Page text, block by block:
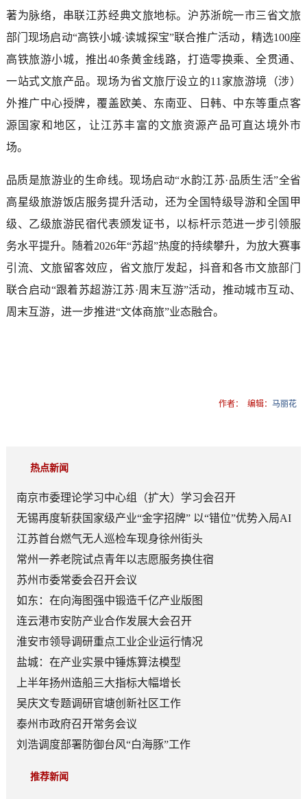
著为脉络，串联江苏经典文旅地标。沪苏浙皖一市三省文旅
部门现场启动“高铁小城·读城探宝”联合推广活动，精选100座
高铁旅游小城，推出40条黄金线路，打造零换乘、全贯通、
一站式文旅产品。现场为省文旅厅设立的11家旅游境（涉）
外推广中心授牌，覆盖欧美、东南亚、日韩、中东等重点客
源国家和地区，让江苏丰富的文旅资源产品可直达境外市
场。
品质是旅游业的生命线。现场启动“水韵江苏·品质生活”全省
高星级旅游饭店服务提升活动，还为全国特级导游和全国甲
级、乙级旅游民宿代表颁发证书，以标杆示范进一步引领服
务水平提升。随着2026年“苏超”热度的持续攀升，为放大赛事
引流、文旅留客效应，省文旅厅发起，抖音和各市文旅部门
联合启动“跟着苏超游江苏·周末互游”活动，推动城市互动、
周末互游，进一步推进“文体商旅”业态融合。
作者： 编辑：马丽花
热点新闻
南京市委理论学习中心组（扩大）学习会召开
无锡再度斩获国家级产业“金字招牌” 以“错位”优势入局AI
顶层赛道
江苏首台燃气无人巡检车现身徐州街头
常州一养老院试点青年以志愿服务换住宿
苏州市委常委会召开会议
如东：在向海图强中锻造千亿产业版图
连云港市安防产业合作发展大会召开
淮安市领导调研重点工业企业运行情况
盐城：在产业实景中锤炼算法模型
上半年扬州造船三大指标大幅增长
吴庆文专题调研官塘创新社区工作
泰州市政府召开常务会议
刘浩调度部署防御台风“白海豚”工作
推荐新闻